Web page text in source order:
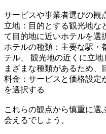
サービスや事業者選びの観
立地：目的とする観光地な
て目的地に近いホテルを選
ホテルの種類：主要な駅・
テル、 観光地の近くに立
まざまな種類があるため、
料金：サービスと価格設定
を選択する
これらの観点から慎重に選
会えるでしょう。